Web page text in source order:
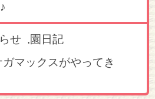
♪
せ ,園日記
マックスがやってき